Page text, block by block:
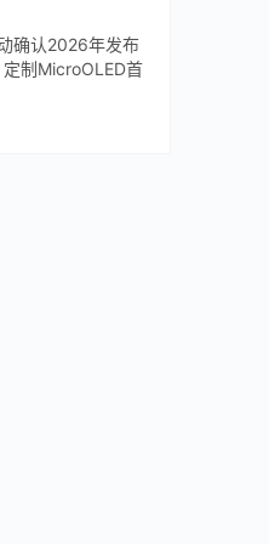
确认2026年发布
制MicroOLED首